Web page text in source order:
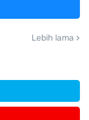
Lebih lama